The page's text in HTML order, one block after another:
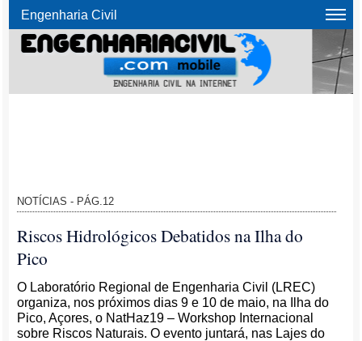
Engenharia Civil
NOTÍCIAS - PÁG.12
Riscos Hidrológicos Debatidos na Ilha do
Pico
O Laboratório Regional de Engenharia Civil (LREC)
organiza, nos próximos dias 9 e 10 de maio, na Ilha do
Pico, Açores, o NatHaz19 – Workshop Internacional
sobre Riscos Naturais. O evento juntará, nas Lajes do